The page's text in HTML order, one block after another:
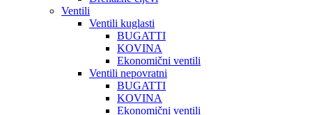
Ventili
Ventili kuglasti
BUGATTI
KOVINA
Ekonomični ventili
Ventili nepovratni
BUGATTI
KOVINA
Ekonomični ventili